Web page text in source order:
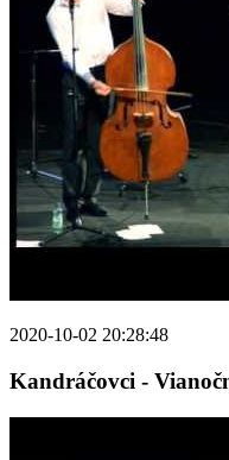
2020-10-02 20:28:48
Kandráčovci -